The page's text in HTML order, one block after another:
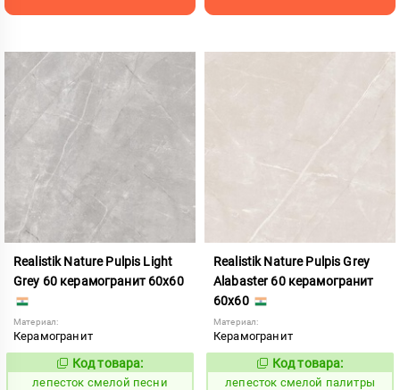
Realistik Nature Pulpis Light
Grey 60 керамогранит 60x60
Материал:
Керамогранит
870944
Код товара:
лепесток смелой песни
Realistik Nature Pulpis Grey
Alabaster 60 керамогранит
60x60
Материал:
Керамогранит
870941
Код товара:
лепесток смелой палитры